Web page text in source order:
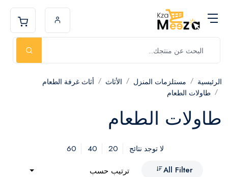
الرئيسية مستلزمات المنزل الأثاث
أثاث غرفة الطعام
طاولات الطعام
طاولات الطعام
لا توجد نتائج 20
40
60
All Filter
ترتيب حسب